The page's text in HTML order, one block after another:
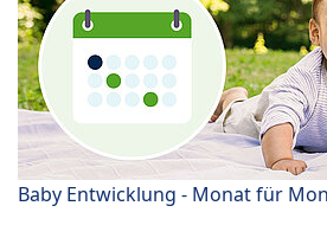
Baby Entwicklung - Monat für